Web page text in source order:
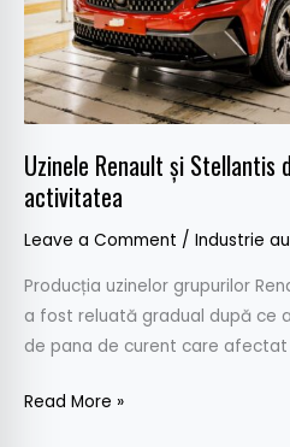
Uzinele Renault și Stellantis
activitatea
Leave a Comment / Industrie
Producția uzinelor grupurilor
a fost reluată gradual după ce
de pana de curent care afectat
reînceput
activitatea
Read More »